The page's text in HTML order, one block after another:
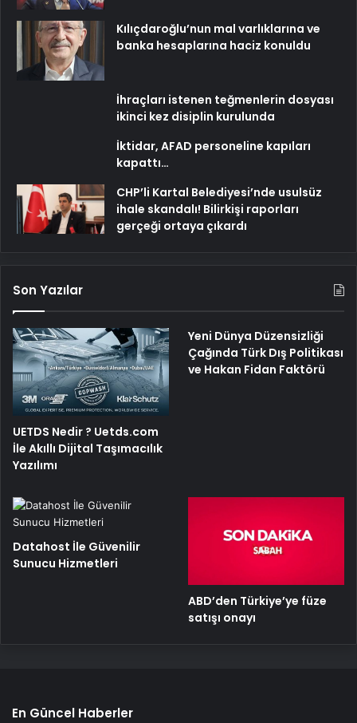
Kılıçdaroğlu’nun mal varlıklarına ve
banka hesaplarına haciz konuldu
İhraçları istenen teğmenlerin dosyası
ikinci kez disiplin kurulunda
İktidar, AFAD personeline kapıları
kapattı…
CHP’li Kartal Belediyesi’nde usulsüz
ihale skandalı! Bilirkişi raporları
gerçeği ortaya çıkardı
Son Yazılar
UETDS Nedir ? Uetds.com
İle Akıllı Dijital Taşımacılık
Yazılımı
Yeni Dünya Düzensizliği
Çağında Türk Dış Politikası
ve Hakan Fidan Faktörü
Datahost İle Güvenilir
Sunucu Hizmetleri
ABD’den Türkiye’ye füze
satışı onayı
En Güncel Haberler